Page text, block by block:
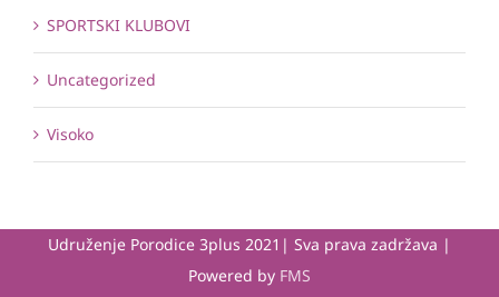
SPORTSKI KLUBOVI
Uncategorized
Visoko
Udruženje Porodice 3plus 2021| Sva prava zadržava |
Powered by FMS